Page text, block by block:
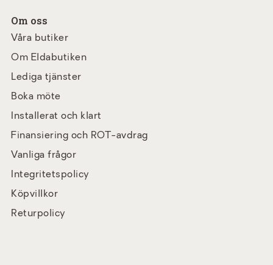
Om oss
Våra butiker
Om Eldabutiken
Lediga tjänster
Boka möte
Installerat och klart
Finansiering och ROT-avdrag
Vanliga frågor
Integritetspolicy
Köpvillkor
Returpolicy